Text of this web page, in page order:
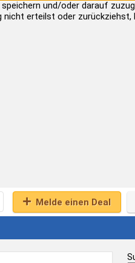
und/oder darauf
erteilst oder
Melde einen Deal